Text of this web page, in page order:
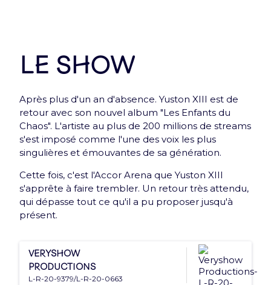
Me connecter
Nouveauté : e-Carte cadeau
Offrez le meilleur de l'Accor Arena à vos proches
grâce à la e-Carte cadeau
Le show
Après plus d'un an d'absence. Yuston XIII est de
retour avec son nouvel album "Les Enfants du
Chaos". L'artiste au plus de 200 millions de streams
s'est imposé comme l'une des voix les plus
singulières et émouvantes de sa génération.
Cette fois, c'est l'Accor Arena que Yuston XIII
s'apprête à faire trembler. Un retour très attendu,
qui dépasse tout ce qu'il a pu proposer jusqu'à
présent.
Veryshow
Productions
L-R-20-9379/L-R-20-0663